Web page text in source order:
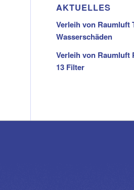
AKTUELLES
Verleih von Raumluft
Wasserschäden
Verleih von Raumluft
13 Filter